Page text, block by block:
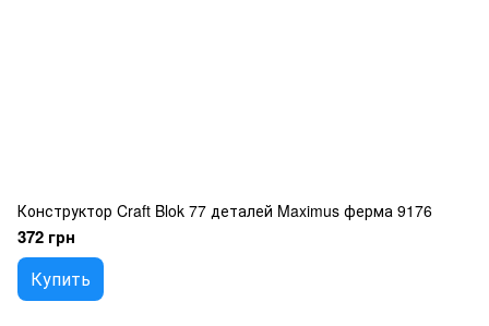
Конструктор Craft Blok 77 деталей Maximus ферма 9176
372 грн
Купить